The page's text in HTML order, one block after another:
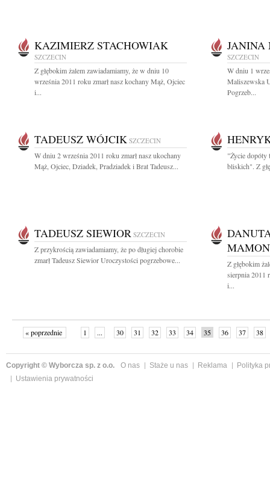
KAZIMIERZ STACHOWIAK
SZCZECIN
Z głębokim żalem zawiadamiamy, że w dniu 10
września 2011 roku zmarł nasz kochany Mąż, Ojciec
i...
JANINA
SZCZECIN
W dniu 1
Maliszewska
Pogrzeb...
TADEUSZ WÓJCIK SZCZECIN
W dniu 2 września 2011 roku zmarł nasz ukochany
Mąż, Ojciec, Dziadek, Pradziadek i Brat Tadeusz...
"Życie dopóty
bliskich". Z
TADEUSZ SIEWIOR SZCZECIN
Z przykrością zawiadamiamy, że po długiej chorobie
zmarł Tadeusz Siewior Uroczystości pogrzebowe...
Z głębokim
sierpnia 2011
i...
« poprzednie 1 ... 30 31 32 33 34 35 36 37
38
Copyright © Wyborcza sp. z o.o. O nas Staże u nas Reklama
Polityka
Ustawienia prywatności